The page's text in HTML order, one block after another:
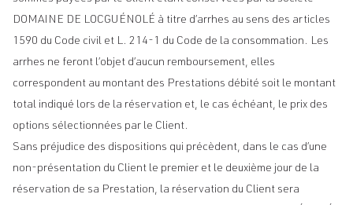
DOMAINE DE LOCGUÉNOLÉ à titre d’arrhes au sens des articles
1590 du Code civil et L. 214-1 du Code de la consommation. Les
arrhes ne feront l’objet d’aucun remboursement, elles
correspondent au montant des Prestations débité soit le montant
total indiqué lors de la réservation et, le cas échéant, le prix des
options sélectionnées par le Client.
Sans préjudice des dispositions qui précèdent, dans le cas d’une
non-présentation du Client le premier et le deuxième jour de la
réservation de sa Prestation, la réservation du Client sera